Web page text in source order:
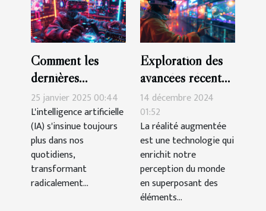
Comment les
dernières
avancées en IA
influencent
l'industrie du jeu
vidéo
25 janvier 2025 00:44
L'intelligence artificielle
(IA) s'insinue toujours
plus dans nos
quotidiens,
transformant
radicalement...
Exploration des
avancées récentes
en réalité
augmentée et
leurs applications
ludiques
14 décembre 2024
01:52
La réalité augmentée
est une technologie qui
enrichit notre
perception du monde
en superposant des
éléments...